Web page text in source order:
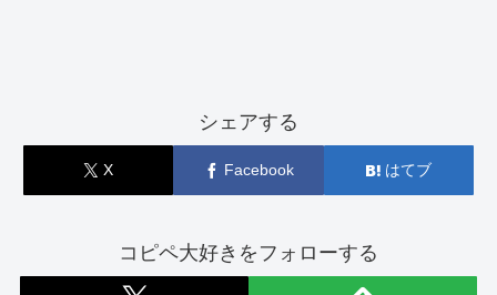
シェアする
X Facebook はてブ
コピペ大好きをフォローする